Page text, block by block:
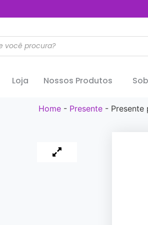
Loja Nossos Produtos
Home - Presente - Presente